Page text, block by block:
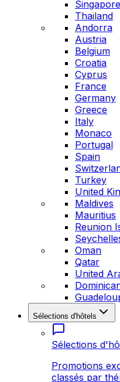
Singapore
Thailand
Andorra
Austria
Belgium
Croatia
Cyprus
France
Germany
Greece
Italy
Monaco
Portugal
Spain
Turkey
United
Maldives
Mauritius
Reunion
Oman
Qatar
United
Sélections d'hôtels
Sélections
Promotions
classés par